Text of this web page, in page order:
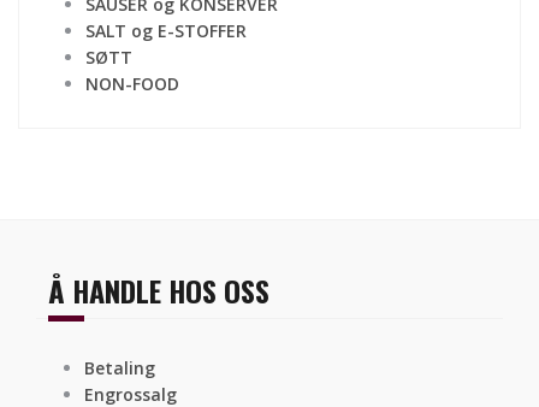
SALT og E-STOFFER
SØTT
NON-FOOD
Å HANDLE HOS OSS
Betaling
Engrossalg